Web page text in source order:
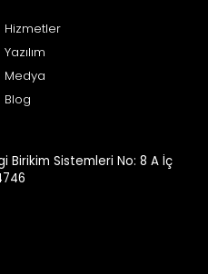
Hizmetler
Yazılım
Medya
Blog
Birikim Sistemleri No: 8 A İç